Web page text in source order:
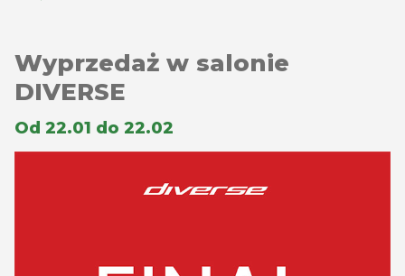
Wyprzedaż w salonie
DIVERSE
Od 22.01 do 22.02